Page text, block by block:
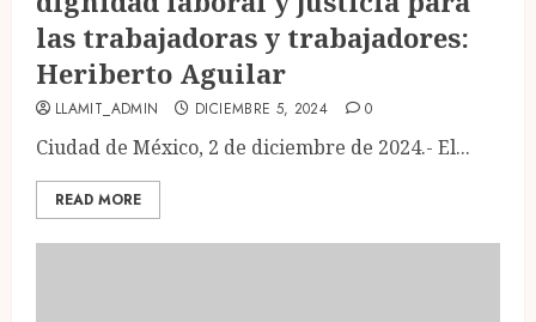
las trabajadoras y trabajadores:
Heriberto Aguilar
LLAMIT_ADMIN DICIEMBRE 5, 2024 0
Ciudad de México, 2 de diciembre de 2024.- El...
READ MORE